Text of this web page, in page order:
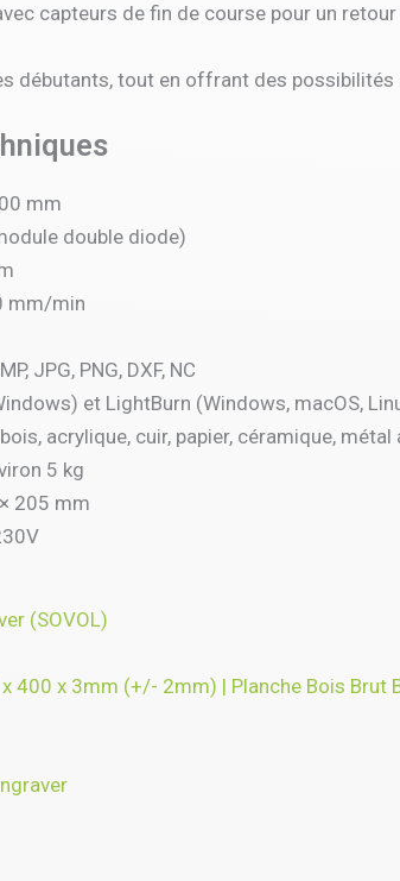
capteurs de fin de course pour un
débutants, tout en offrant des
mm
double diode)
mm/min
JPG, PNG, DXF, NC
et LightBurn (Windows, macOS,
acrylique, cuir, papier, céramique, métal
5 kg
205 mm
(SOVOL)
400 x 3mm (+/- 2mm) | Planche Bois Brut